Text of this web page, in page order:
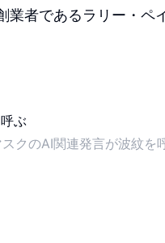
業者であるラリー・ペ
クのAI関連発言が波紋を